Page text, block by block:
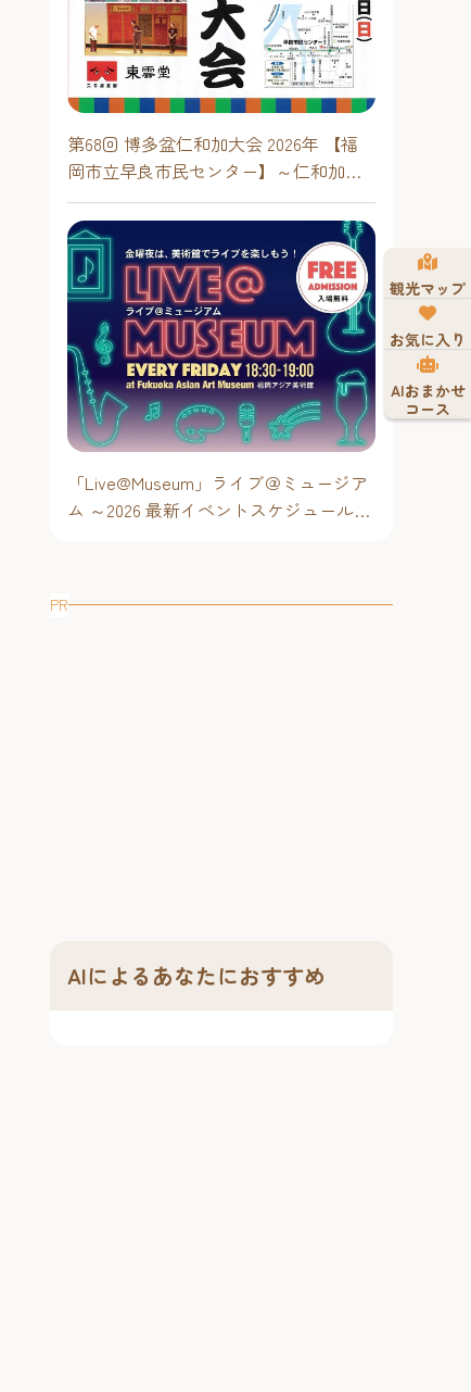
第68回 博多盆仁和加大会 2026年 【福
岡市立早良市民センター】～仁和加も
あるけん博多たい！！
「Live@Museum」ライブ＠ミュージア
ム ～2026 最新イベントスケジュール！
PR
AIによるあなたにおすすめ
観光マップ
お気に入り
AIおまかせ
コース